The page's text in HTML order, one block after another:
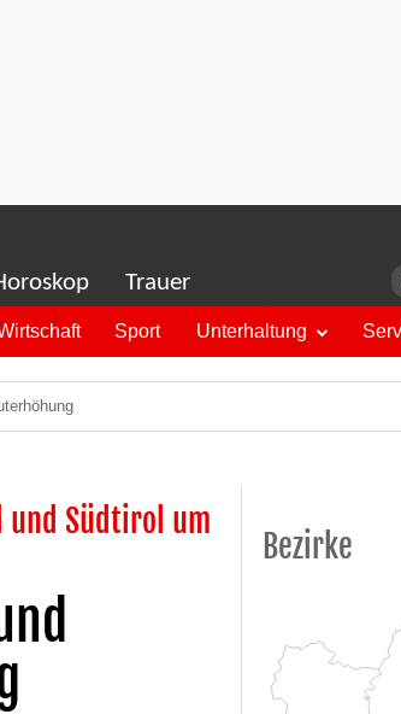
Trauer
Sport Unterhaltung
und Südtirol um
Bezirke